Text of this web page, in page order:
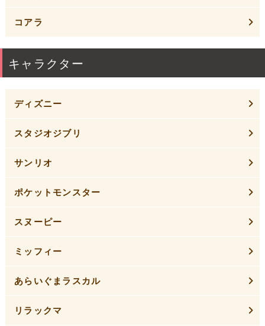
コアラ
キャラクター
ディズニー
スタジオジブリ
サンリオ
ポケットモンスター
スヌーピー
ミッフィー
あらいぐまラスカル
リラックマ